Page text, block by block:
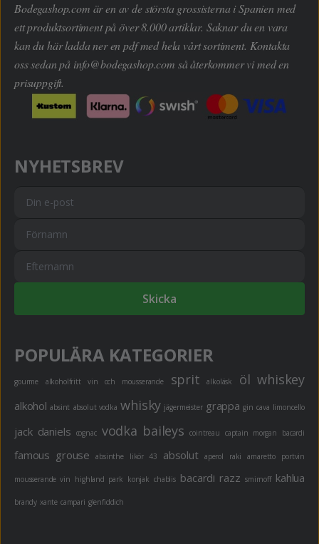
Bodegashop.com är en av de största grossisterna i Spanien med
ett produktsortiment på över 8.000 artiklar. Saknar du en vara
kan du här ladda ner en pdf med hela vårt sortiment. Kontakta
oss sedan på info@bodegashop.com så återkommer vi med en
prisuppgift.
NYHETSBREV
Skicka
POPULÄRA KATEGORIER
gourme alkoholfritt vin och mousserande sprit alkoläsk öl whiskey
alkohol absint absolut vodka whisky jägermeister grappa gin cava limoncello
jack daniels cognac vodka baileys cointreau captain morgan bacardi
famous grouse absinthe likör 43 absolut aperol raki amaretto portvin
mousserande vin highland park konjak chablis bacardi razz smirnoff kahlua
brandy xante campari glenfiddich